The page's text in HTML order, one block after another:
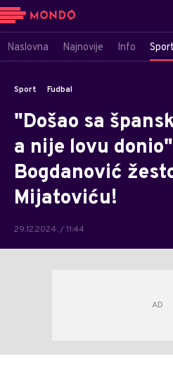
Naslovna Najnovije Info Sport
Sport Fudbal
"Došao sa
a nije lovu
Bogdanović
Mijatoviću!
29.12.2024. / 11:44